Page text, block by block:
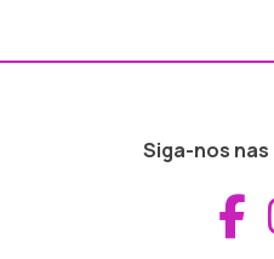
Siga-nos